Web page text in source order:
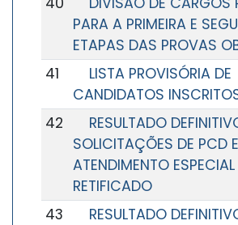
PARA A PRIMEIRA E
ETAPAS DAS PROVAS
41
LISTA PROVISÓRIA DE
CANDIDATOS
42
RESULTADO
SOLICITAÇÕES DE PCD E
ATENDIMENTO
RETIFICADO
43
RESULTADO